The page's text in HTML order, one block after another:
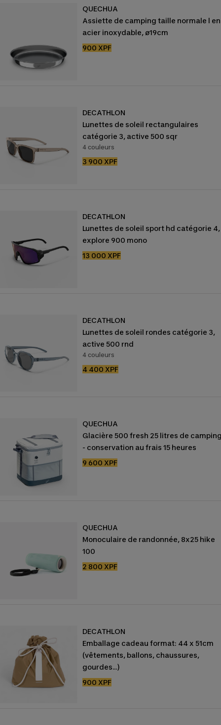
QUECHUA
Assiette de camping taille normale l en
acier inoxydable, ø19cm
Prix
900 XPF
DECATHLON
Lunettes de soleil rectangulaires
catégorie 3, active 500 sqr
4 couleurs
Prix
3 900 XPF
DECATHLON
Lunettes de soleil sport hd catégorie 4,
explore 900 mono
Prix
13 000 XPF
DECATHLON
Lunettes de soleil rondes catégorie 3,
active 500 rnd
4 couleurs
Prix
4 400 XPF
QUECHUA
Glacière 500 fresh 25 litres de
- conservation au frais 15 heures
Prix
9 600 XPF
QUECHUA
Monoculaire de randonnée, 8x25 hike
100
Prix
2 800 XPF
DECATHLON
Emballage cadeau format: 44 x 51cm
(vêtements, ballons, chaussures,
gourdes...)
Prix
900 XPF